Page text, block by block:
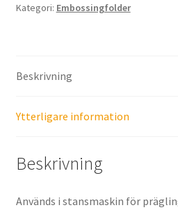
Kategori: Embossingfolder
Beskrivning
Ytterligare information
Beskrivning
Används i stansmaskin för